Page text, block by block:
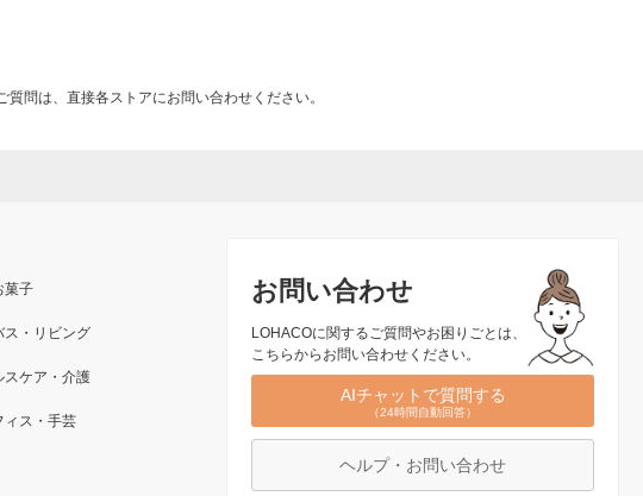
問は、直接各ストアにお問い合わせください。
お問い合わせ
LOHACOに関するご質問やお困りごとは、
こちらからお問い合わせください。
AIチャットで質問する
（24時間自動回答）
ヘルプ・お問い合わせ
菓子
ス・リビング
スケア・介護
ィス・手芸